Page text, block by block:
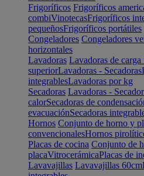
Frigoríficos Frigoríficos
combiVinotecasFrigoríficos
pequeñosFrigoríficos portátiles
Congeladores Congeladores
horizontales
Lavadoras Lavadoras de carga
superiorLavadoras - Secadoras
integrablesLavadoras por kg
Secadoras Lavadoras -
calorSecadoras de
evacuaciónSecadoras
Hornos Conjunto de horno y
convencionalesHornos
Placas de cocina Conjunto de
placaVitrocerámicaPlacas de
Lavavajillas Lavavajillas 60cm